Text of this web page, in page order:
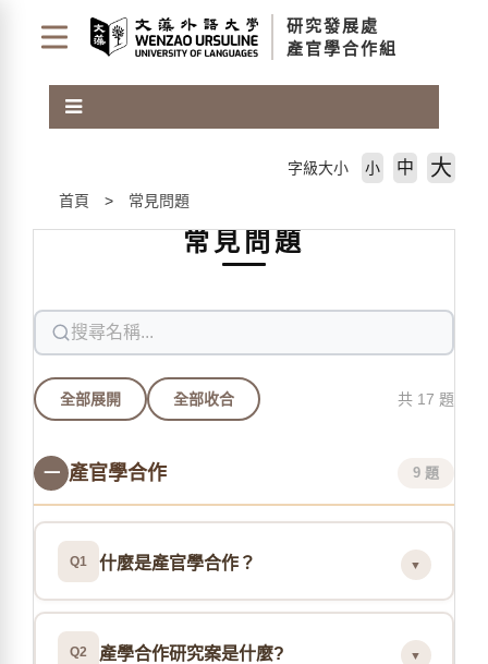
首頁
常見問題
字級大小 小 中 大
常見問題
全部展開 全部收合 共 17 題
一 產官學合作 9 題
Q1 什麼是產官學合作？ ▼
Q2 產學合作研究案是什麼? ▼
研究發展處
產官學合作組